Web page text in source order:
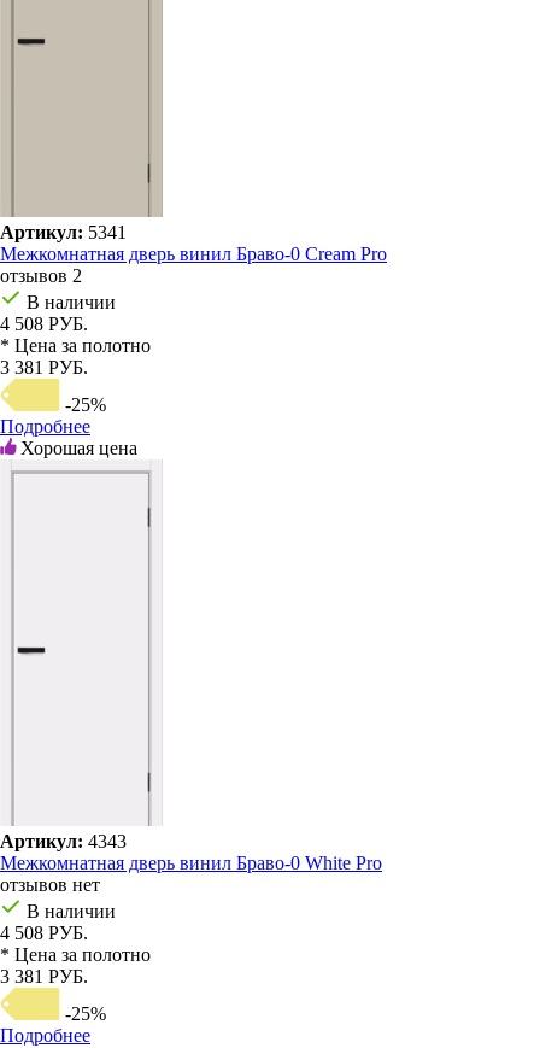
Артикул: 5341
Межкомнатная дверь винил Браво-0 Cream Pro
отзывов 2
В наличии
4 508 РУБ.
* Цена за полотно
3 381 РУБ.
-25%
Подробнее
Хорошая цена
Артикул: 4343
Межкомнатная дверь винил Браво-0 White Pro
отзывов нет
В наличии
4 508 РУБ.
* Цена за полотно
3 381 РУБ.
-25%
Подробнее